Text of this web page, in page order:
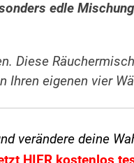
edle
Diese
Ihren eigenen vier
veränderedeine